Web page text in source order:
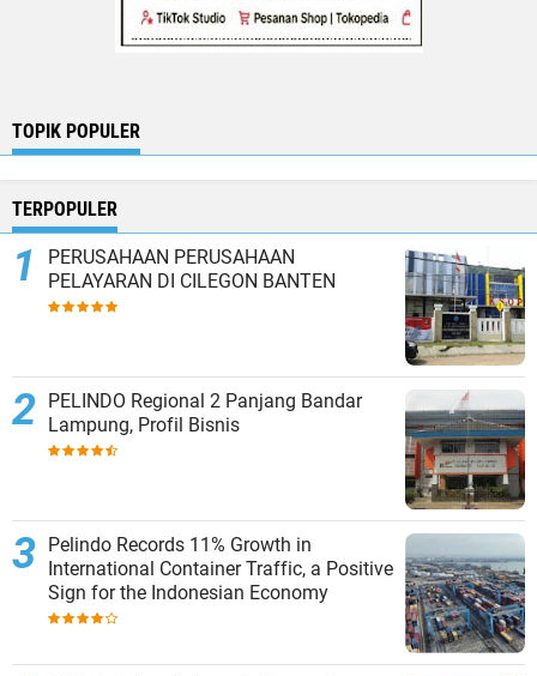
TOPIK POPULER
TERPOPULER
PERUSAHAAN PERUSAHAAN
PELAYARAN DI CILEGON BANTEN
PELINDO Regional 2 Panjang Bandar
Lampung, Profil Bisnis
Pelindo Records 11% Growth in
International Container Traffic, a Positive
Sign for the Indonesian Economy